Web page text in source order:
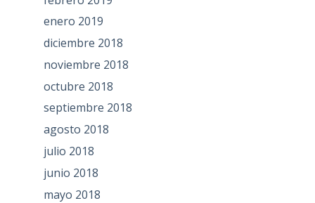
enero 2019
diciembre 2018
noviembre 2018
octubre 2018
septiembre 2018
agosto 2018
julio 2018
junio 2018
mayo 2018